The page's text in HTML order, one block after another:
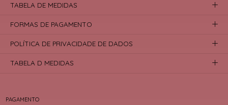
PAGAMENTO
TABELA DE MEDIDAS
FORMAS DE PAGAMENTO
POLÍTICA DE PRIVACIDADE DE DADOS
TABELA D MEDIDAS